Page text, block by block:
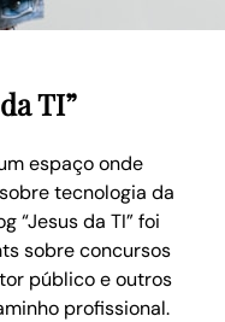
TI”
espaço onde
tecnologia da
“Jesus da TI” foi
sobre concursos
público e outros
profissional.